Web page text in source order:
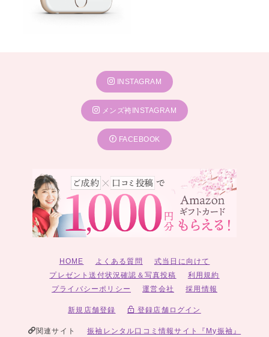
INSTAGRAM
メンズ袴INSTAGRAM
FACEBOOK
HOME よくある質問
式当日に向けて
プレゼント送付状況確認＆写真投稿
利用規約
プライバシーポリシー
運営会社 採用情報
新規店舗登録 登録店舗ログイン
関連サイト 振袖レンタル口コミ情報サイト『My振袖』